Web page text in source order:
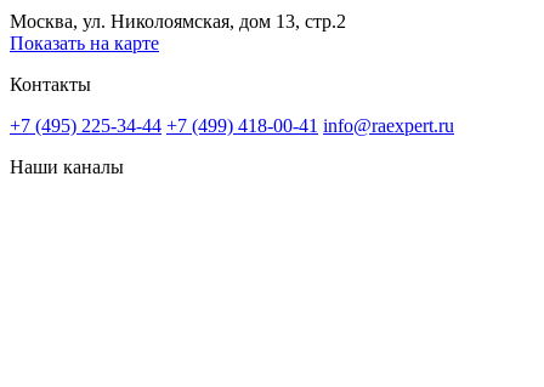
Москва, ул. Николоямская, дом 13, стр.2
Показать на карте
Контакты
+7 (495) 225-34-44 +7 (499) 418-00-41 info@raexpert.ru
Наши каналы